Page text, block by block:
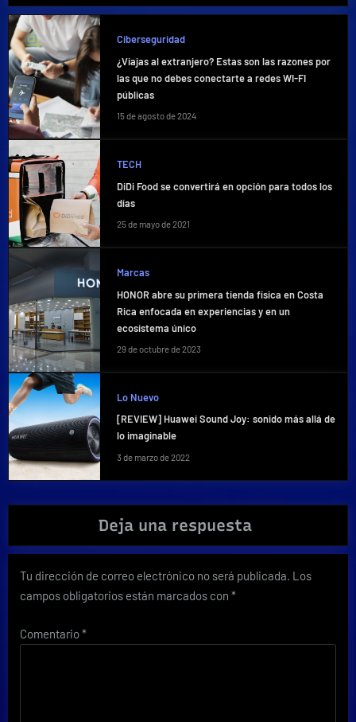
Ciberseguridad
¿Viajas al extranjero? Estas son las razones por
las que no debes conectarte a redes WI-FI
públicas
15 de agosto de 2024
TECH
DiDi Food se convertirá en opción para todos los
días
25 de mayo de 2021
Marcas
HONOR abre su primera tienda física en Costa
Rica enfocada en experiencias y en un
ecosistema único
29 de octubre de 2023
Lo Nuevo
[REVIEW] Huawei Sound Joy: sonido más allá de
lo imaginable
3 de marzo de 2022
Deja una respuesta
Tu dirección de correo electrónico no será publicada. Los
campos obligatorios están marcados con *
Comentario*